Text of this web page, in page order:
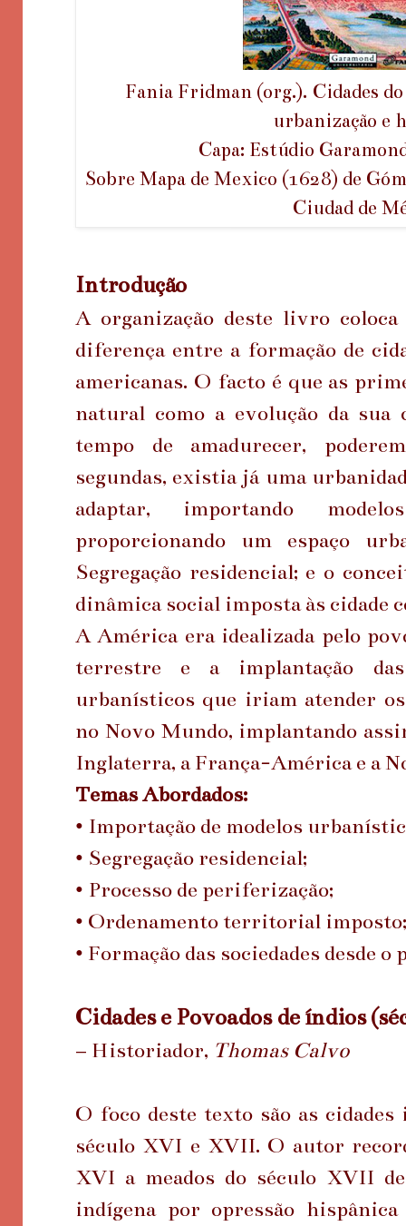
Fania Fridman (org.). Cidades
urbanização e
Capa: Estúdio
Sobre Mapa de Mexico (1628) de
Ciudad de
Introdução
A organização deste livro
diferença entre a formação de
americanas. O facto é que as
natural como a evolução da sua
tempo de amadurecer,
segundas, existia já uma
adaptar, importando
proporcionando um espaço
Segregação residencial; e o
dinâmica social imposta às cidade
A América era idealizada pelo
terrestre e a implantação
urbanísticos que iriam atender
no Novo Mundo, implantando
Inglaterra, a França-América e a
Temas Abordados:
• Importação de modelos
• Segregação residencial;
• Processo de periferização;
• Ordenamento territorial imposto;
• Formação das sociedades desde
Cidades e Povoados de índios
– Historiador, Thomas Calvo
O foco deste texto são as cidades
século XVI e XVII. O autor
XVI a meados do século XVII
indígena por opressão